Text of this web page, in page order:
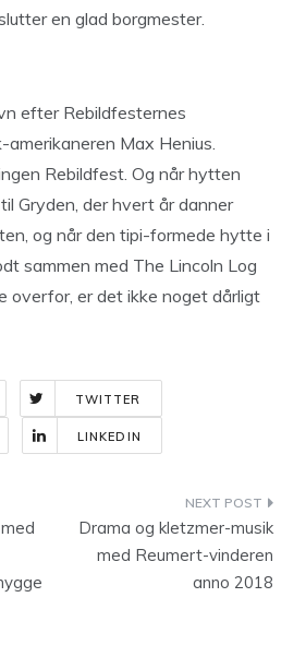
en glad borgmester.
efter Rebildfesternes
Max Henius.
Rebildfest. Og når hytten
Gryden, der hvert år danner
og når den tipi-formede hytte i
sammen med The Lincoln Log
overfor, er det ikke noget dårligt
TWITTER
LINKEDIN
Drama og kletzmer-musik
med Reumert-vinderen
anno 2018